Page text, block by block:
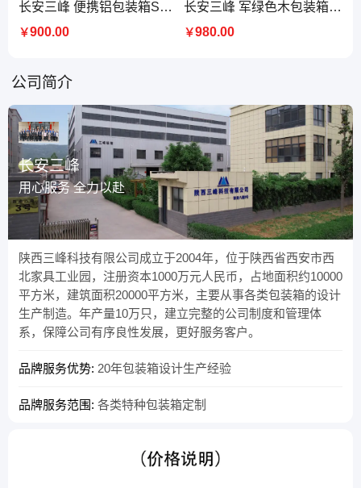
长安三峰 便携铝包装箱SF965物资储备箱定制 军绿色
￥900.00
长安三峰 军绿色木包装箱定做 设备运输箱 木箱厂家 转运箱工厂 免熏蒸
￥980.00
公司简介
长安三峰
用心服务 全力以赴
陕西三峰科技有限公司成立于2004年，位于陕西省西安市西
北家具工业园，注册资本1000万元人民币，占地面积约10000
平方米，建筑面积20000平方米，主要从事各类包装箱的设计
生产制造。年产量10万只，建立完整的公司制度和管理体
系，保障公司有序良性发展，更好服务客户。
品牌服务优势: 20年包装箱设计生产经验
品牌服务范围: 各类特种包装箱定制